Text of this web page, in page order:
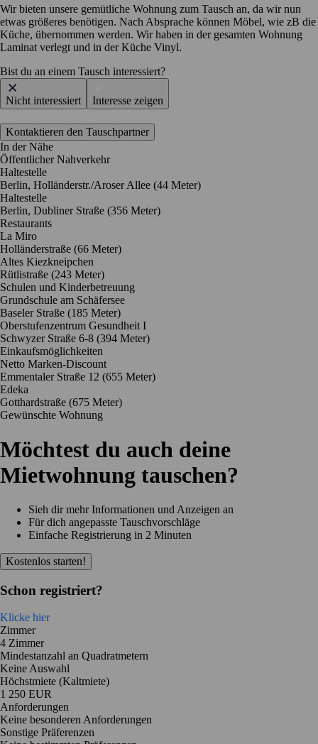
Wir bieten unsere gemütliche Wohnung zum Tausch an, da wir nun
etwas größeres benötigen. Nach Absprache können Möbel, wie zB die
Küche, übernommen werden. Wir haben in der gesamten Wohnung
Laminat verlegt und in der Küche Vinyl.
Bist du an einem Tausch interessiert?
Nicht interessiert Interesse zeigen
Kontaktieren den Tauschpartner
In der Nähe
Öffentlicher Nahverkehr
Haltestelle
Berlin, Holländerstr./Aroser Allee (44 Meter)
Haltestelle
Berlin, Dubliner Straße (356 Meter)
Restaurants
La Miro
Holländerstraße (66 Meter)
Altes Kiezkneipchen
Rütlistraße (243 Meter)
Schulen und Kinderbetreuung
Grundschule am Schäfersee
Baseler Straße (185 Meter)
Oberstufenzentrum Gesundheit I
Schwyzer Straße 6-8 (394 Meter)
Einkaufsmöglichkeiten
Netto Marken-Discount
Emmentaler Straße 12 (655 Meter)
Edeka
Gotthardstraße (675 Meter)
Gewünschte Wohnung
Möchtest du auch deine
Mietwohnung tauschen?
Sieh dir mehr Informationen und Anzeigen an
Für dich angepasste Tauschvorschläge
Einfache Registrierung in 2 Minuten
Kostenlos starten!
Schon registriert?
Klicke hier
Zimmer
4 Zimmer
Mindestanzahl an Quadratmetern
Keine Auswahl
Höchstmiete (Kaltmiete)
1 250 EUR
Anforderungen
Keine besonderen Anforderungen
Sonstige Präferenzen